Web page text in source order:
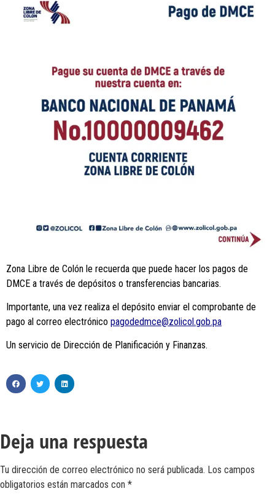
Zona Libre de Colón le recuerda que puede hacer los pagos de
DMCE a través de depósitos o transferencias bancarias.
Importante, una vez realiza el depósito enviar el comprobante de
pago al correo electrónico pagodedmce@zolicol.gob.pa
Un servicio de Dirección de Planificación y Finanzas.
Deja una respuesta
Tu dirección de correo electrónico no será publicada. Los campos
obligatorios están marcados con *